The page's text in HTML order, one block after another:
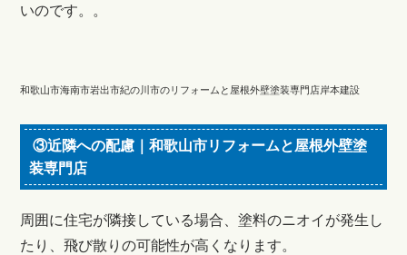
いのです。。
和歌山市海南市岩出市紀の川市のリフォームと屋根外壁塗装専門店岸本建設
③近隣への配慮｜和歌山市リフォームと屋根外壁塗
装専門店
周囲に住宅が隣接している場合、塗料のニオイが発生し
たり、飛び散りの可能性が高くなります。